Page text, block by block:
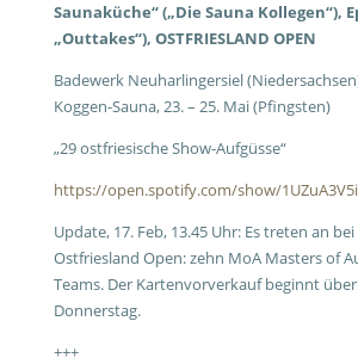
Saunaküche“ („Die Sauna Kollegen“),
„Outtakes“), OSTFRIESLAND OPEN
Badewerk Neuharlingersiel
Koggen-Sauna, 23. – 25. Mai (Pfingsten)
„29 ostfriesische Show-Aufgüsse“
https://open.spotify.com/show/
Update, 17. Feb, 13.45 Uhr: Es treten an
Ostfriesland Open: zehn MoA Masters of
Teams. Der Kartenvorverkauf beginnt
Donnerstag.
+++